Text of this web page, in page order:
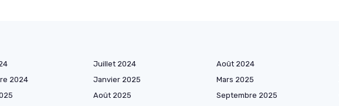
Juillet 2024 Août 2024
2024 Janvier 2025 Mars 2025
Août 2025 Septembre 2025